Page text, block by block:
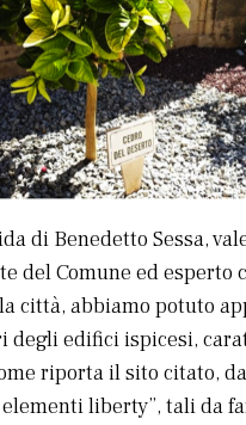
di Benedetto Sessa,
del Comune ed esperto
città, abbiamo potuto
degli edifici ispicesi,
riporta il sito citato,
liberty”, tali da